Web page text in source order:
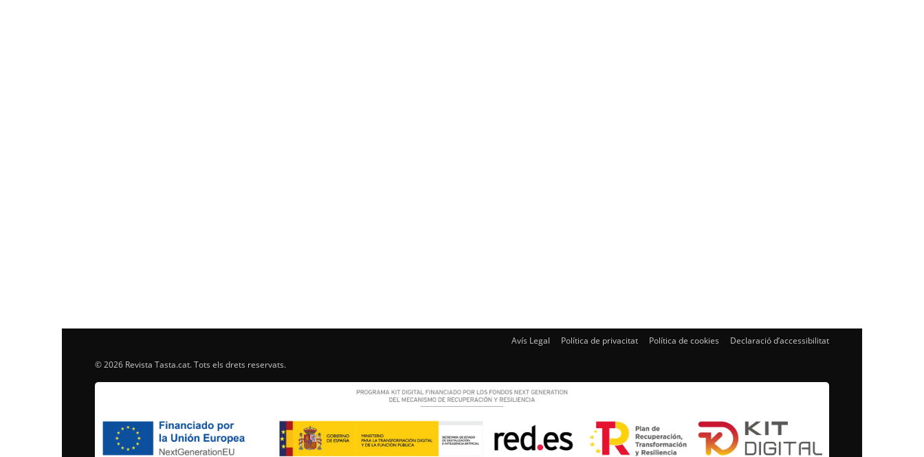
Avís Legal Política de privacitat Política de cookies Declaració d’accessibilitat
© 2026 Revista Tasta.cat. Tots els drets reservats.